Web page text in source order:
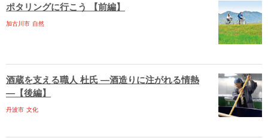
ポタリングに行こう 【前編】
加古川市 自然
酒蔵を支える職人 杜氏 ―酒造りに注がれる情熱
―【後編】
丹波市 文化